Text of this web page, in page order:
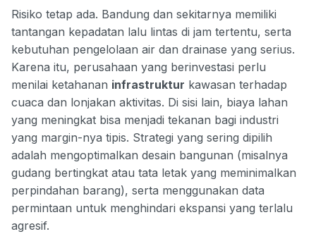
Risiko tetap ada. Bandung dan sekitarnya memiliki
tantangan kepadatan lalu lintas di jam tertentu, serta
kebutuhan pengelolaan air dan drainase yang serius.
Karena itu, perusahaan yang berinvestasi perlu
menilai ketahanan infrastruktur kawasan terhadap
cuaca dan lonjakan aktivitas. Di sisi lain, biaya lahan
yang meningkat bisa menjadi tekanan bagi industri
yang margin-nya tipis. Strategi yang sering dipilih
adalah mengoptimalkan desain bangunan (misalnya
gudang bertingkat atau tata letak yang meminimalkan
perpindahan barang), serta menggunakan data
permintaan untuk menghindari ekspansi yang terlalu
agresif.